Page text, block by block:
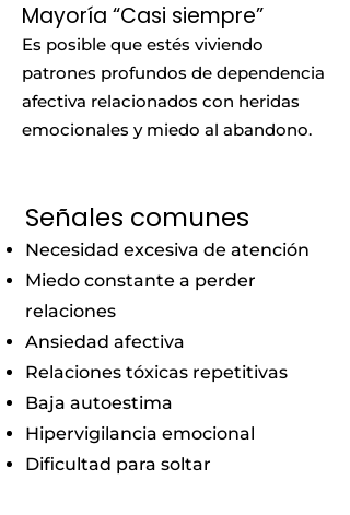
Mayoría “Casi siempre”
Es posible que estés viviendo
patrones profundos de dependencia
afectiva relacionados con heridas
emocionales y miedo al abandono.
Señales comunes
Necesidad excesiva de atención
Miedo constante a perder
relaciones
Ansiedad afectiva
Relaciones tóxicas repetitivas
Baja autoestima
Hipervigilancia emocional
Dificultad para soltar